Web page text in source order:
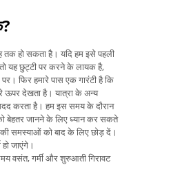
तक हो सकता है। यदि हम इसे पहली
यह छुट्टी पर करने के लायक है,
फिर हमारे पास एक गारंटी है कि
ऊपर देखता है। यात्रा के अन्य
करता है। हम इस समय के दौरान
बेहतर जानने के लिए ध्यान कर सकते
समस्याओं को बाद के लिए छोड़ दें।
जाएंगे।
वसंत, गर्मी और शुरुआती गिरावट